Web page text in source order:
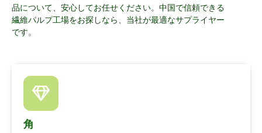
品について、安心してお任せください。中国で信頼できる
繊維パルプ工場をお探しなら、当社が最適なサプライヤー
です。
角